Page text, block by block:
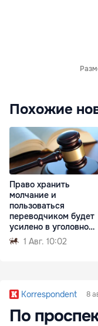
Похожие
Право хранить
молчание и
пользоваться
переводчиком будет
усилено в уголовном
процессе
1 Авг. 10:02
Korrespondent 8
По